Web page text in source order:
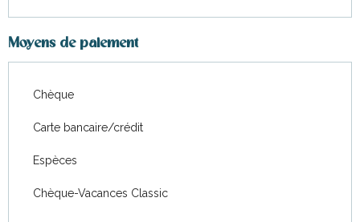
Moyens de paiement
Chèque
Carte bancaire/crédit
Espèces
Chèque-Vacances Classic